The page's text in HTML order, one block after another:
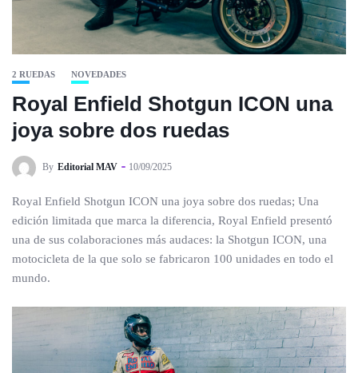
2 RUEDAS NOVEDADES
Royal Enfield Shotgun ICON una
joya sobre dos ruedas
By Editorial MAV 10/09/2025
Royal Enfield Shotgun ICON una joya sobre dos ruedas; Una
edición limitada que marca la diferencia, Royal Enfield presentó
una de sus colaboraciones más audaces: la Shotgun ICON, una
motocicleta de la que solo se fabricaron 100 unidades en todo el
mundo.